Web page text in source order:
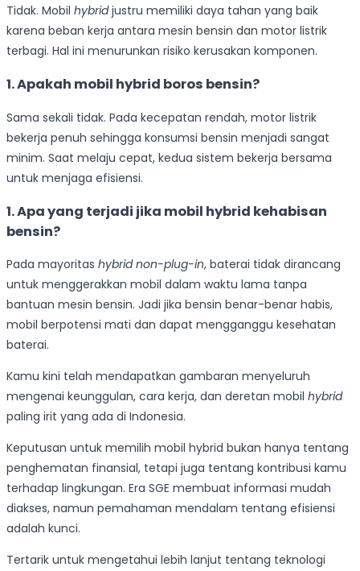
Tidak. Mobil hybridjustru memiliki daya tahan yang baik
karena beban kerja antara mesin bensin dan motor listrik
terbagi. Hal ini menurunkan risiko kerusakan komponen.
1. Apakah mobil hybrid boros bensin?
Sama sekali tidak. Pada kecepatan rendah, motor listrik
bekerja penuh sehingga konsumsi bensin menjadi sangat
minim. Saat melaju cepat, kedua sistem bekerja bersama
untuk menjaga efisiensi.
1. Apa yang terjadi jika mobil hybrid kehabisan
bensin?
Pada mayoritas hybrid non-plug-in, baterai tidak dirancang
untuk menggerakkan mobil dalam waktu lama tanpa
bantuan mesin bensin. Jadi jika bensin benar-benar habis,
mobil berpotensi mati dan dapat mengganggu kesehatan
baterai.
Kamu kini telah mendapatkan gambaran menyeluruh
mengenai keunggulan, cara kerja, dan deretan mobil hybrid
paling irit yang ada di Indonesia.
Keputusan untuk memilih mobil hybrid bukan hanya tentang
penghematan finansial, tetapi juga tentang kontribusi kamu
terhadap lingkungan. Era SGE membuat informasi mudah
diakses, namun pemahaman mendalam tentang efisiensi
adalah kunci.
Tertarik untuk mengetahui lebih lanjut tentang teknologi